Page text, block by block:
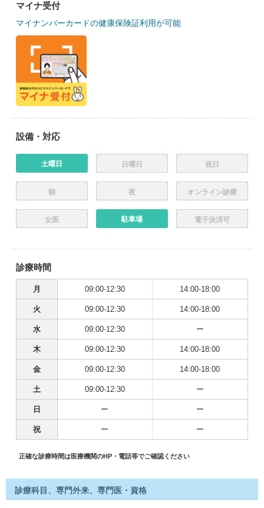
マイナ受付
マイナンバーカードの健康保険証利用が可能
設備・対応
土曜日 日曜日 祝日
朝 夜 オンライン診療
女医 駐車場 電子決済可
診療時間
月 09:00-12:30 14:00-18:00
火 09:00-12:30 14:00-18:00
水 09:00-12:30 ー
木 09:00-12:30 14:00-18:00
金 09:00-12:30 14:00-18:00
土 09:00-12:30 ー
日 ー ー
祝 ー ー
正確な診療時間は医療機関のHP・電話等でご確認ください
診療科目、専門外来、専門医・資格